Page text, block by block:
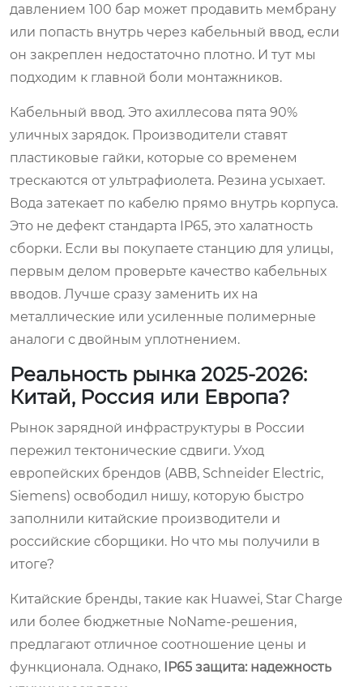
давлением 100 бар может продавить мембрану
или попасть внутрь через кабельный ввод, если
он закреплен недостаточно плотно. И тут мы
подходим к главной боли монтажников.
Кабельный ввод. Это ахиллесова пята 90%
уличных зарядок. Производители ставят
пластиковые гайки, которые со временем
трескаются от ультрафиолета. Резина усыхает.
Вода затекает по кабелю прямо внутрь корпуса.
Это не дефект стандарта IP65, это халатность
сборки. Если вы покупаете станцию для улицы,
первым делом проверьте качество кабельных
вводов. Лучше сразу заменить их на
металлические или усиленные полимерные
аналоги с двойным уплотнением.
Реальность рынка 2025-2026:
Китай, Россия или Европа?
Рынок зарядной инфраструктуры в России
пережил тектонические сдвиги. Уход
европейских брендов (ABB, Schneider Electric,
Siemens) освободил нишу, которую быстро
заполнили китайские производители и
российские сборщики. Но что мы получили в
итоге?
Китайские бренды, такие как Huawei, Star Charge
или более бюджетные NoName-решения,
предлагают отличное соотношение цены и
функционала. Однако, IP65 защита: надежность